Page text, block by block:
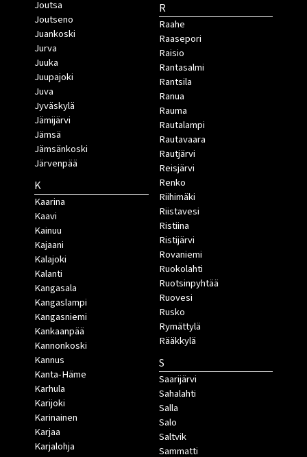
Joutsa
Joutseno
Juankoski
Jurva
Juuka
Juupajoki
Juva
Jyväskylä
Jämijärvi
Jämsä
Jämsänkoski
Järvenpää
K
Kaarina
Kaavi
Kainuu
Kajaani
Kalajoki
Kalanti
Kangasala
Kangaslampi
Kangasniemi
Kankaanpää
Kannonkoski
Kannus
Kanta-Häme
Karhula
Karijoki
Karinainen
Karjaa
Karjalohja
R
Raahe
Raasepori
Raisio
Rantasalmi
Rantsila
Ranua
Rauma
Rautalampi
Rautavaara
Rautjärvi
Reisjärvi
Renko
Riihimäki
Riistavesi
Ristiina
Ristijärvi
Rovaniemi
Ruokolahti
Ruotsinpyhtää
Ruovesi
Rusko
Rymättylä
Rääkkylä
S
Saarijärvi
Sahalahti
Salla
Salo
Saltvik
Sammatti